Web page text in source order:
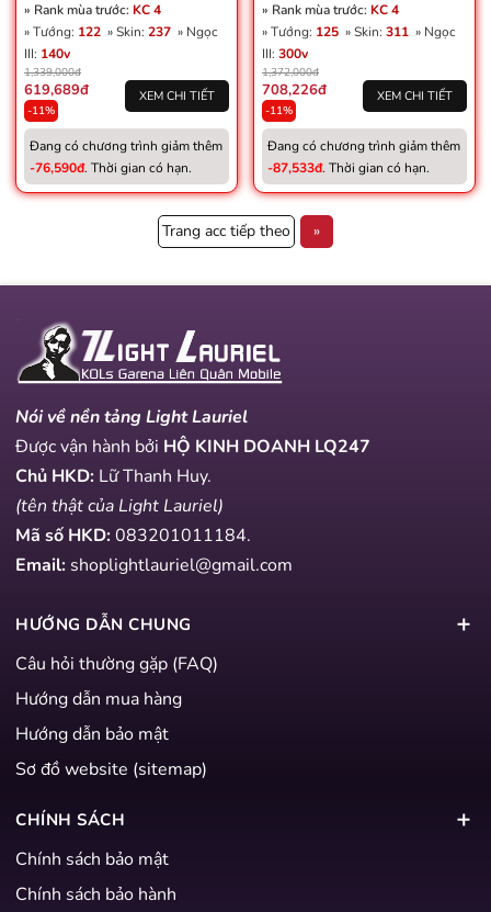
» Rank mùa trước:
KC 4
» Tướng: 122 » Skin: 237
III: 140v
1,339,000đ
619,689đ
-11%
XEM CHI TIẾT
Đang có chương trình giảm thêm
-76,590đ. Thời gian có hạn.
» Rank mùa trước:
KC 4
» Tướng: 125 » Skin: 311
III: 300v
1,372,000đ
708,226đ
-11%
XEM CHI TIẾT
Đang có chương trình giảm thêm
-87,533đ. Thời gian có hạn.
Trang acc tiếp theo »
Nói về nền tảng Light Lauriel
Được vận hành bởi HỘ KINH DOANH LQ247
Chủ HKD: Lữ Thanh Huy.
(tên thật của Light Lauriel)
Mã số HKD:083201011184.
Email: shoplightlauriel@gmail.com
HƯỚNG DẪN CHUNG
Câu hỏi thường gặp (FAQ)
Hướng dẫn mua hàng
Hướng dẫn bảo mật
Sơ đồ website (sitemap)
CHÍNH SÁCH
Chính sách bảo mật
Chính sách bảo hành